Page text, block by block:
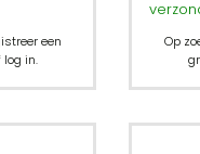
een
log in.
Op